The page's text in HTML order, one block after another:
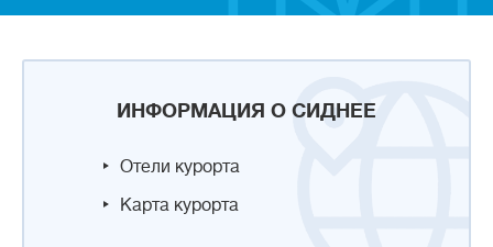
ИНФОРМАЦИЯ О СИДНЕЕ
Отели курорта
Карта курорта